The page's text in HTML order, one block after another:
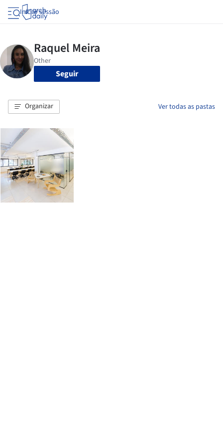
Iniciar sessão
Seguir
Organizar Ver todas as pastas